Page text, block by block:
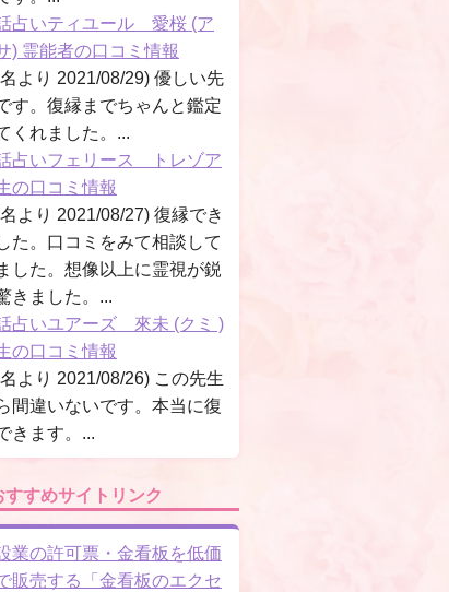
占いティユール 愛桜 (ア
) 霊能者の口コミ情報
より 2021/08/29) 優しい先
す。復縁までちゃんと鑑定
くれました。...
占いフェリース トレゾア
の口コミ情報
より 2021/08/27) 復縁でき
た。口コミをみて相談して
した。想像以上に霊視が鋭
きました。...
占いユアーズ 來未 (クミ )
の口コミ情報
より 2021/08/26) この先生
間違いないです。本当に復
きます。...
すすめサイトリンク
業の許可票・金看板を低価
販売する「金看板のエクセ